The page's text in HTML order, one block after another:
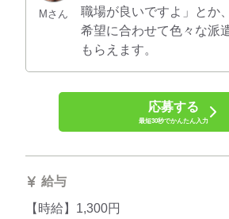
Mさん
職場が良いですよ」とか
希望に合わせて色々な派
もらえます。
応募する
最短30秒でかんたん入力
給与
【時給】1,300円